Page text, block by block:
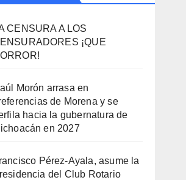
CENSURA A LOS
¡QUE
Morón arrasa en
de Morena y se
hacia la gubernatura de
en 2027
Pérez-Ayala, asume la
del Club Rotario